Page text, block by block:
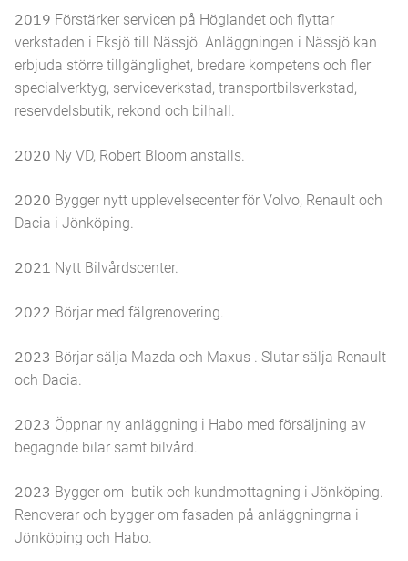
2019 Förstärker servicen på Höglandet och flyttar
verkstaden i Eksjö till Nässjö. Anläggningen i Nässjö kan
erbjuda större tillgänglighet, bredare kompetens och fler
specialverktyg, serviceverkstad, transportbilsverkstad,
reservdelsbutik, rekond och bilhall.
2020 Ny VD, Robert Bloom anställs.
2020 Bygger nytt upplevelsecenter för Volvo, Renault och
Dacia i Jönköping.
2021 Nytt Bilvårdscenter.
2022 Börjar med fälgrenovering.
2023 Börjar sälja Mazda och Maxus . Slutar sälja Renault
och Dacia.
2023 Öppnar ny anläggning i Habo med försäljning av
begagnde bilar samt bilvård.
2023 Bygger om butik och kundmottagning i Jönköping.
Renoverar och bygger om fasaden på anläggningrna i
Jönköping och Habo.